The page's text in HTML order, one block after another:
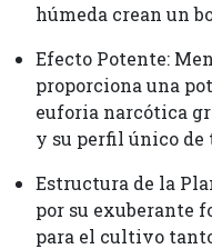
húmeda crean un
Efecto Potente:
proporciona una
euforia narcótica
y su perfil único de
Estructura de la
por su exuberante
para el cultivo